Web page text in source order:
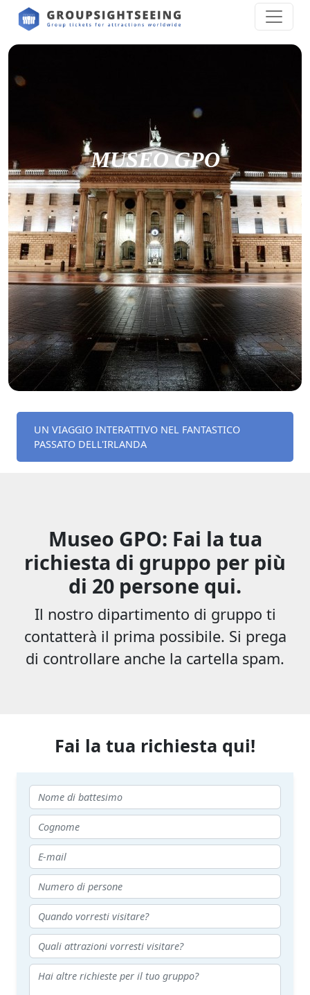
MUSEO GPO
UN VIAGGIO INTERATTIVO NEL FANTASTICO
PASSATO DELL'IRLANDA
Museo GPO: Fai la tua
richiesta di gruppo per più
di 20 persone qui.
Il nostro dipartimento di gruppo ti
contatterà il prima possibile. Si prega
di controllare anche la cartella spam.
Fai la tua richiesta qui!